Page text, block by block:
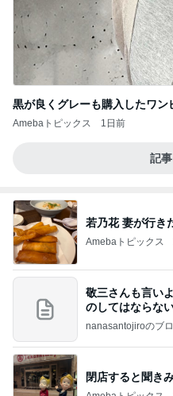
黒が良くグレーも購入したワン
Amebaトピックス 1日前
記
若乃花 妻が行き
Amebaトピックス
敬三さんも言い
のしてはならな
のよ
nanasantojiroのブ
閉店すると聞き